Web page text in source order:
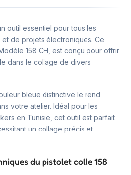
outil essentiel pour tous les
de projets électroniques. Ce
158 CH, est conçu pour offrir
dans le collage de divers
bleue distinctive le rend
votre atelier. Idéal pour les
en Tunisie, cet outil est parfait
un collage précis et
du pistolet colle 158